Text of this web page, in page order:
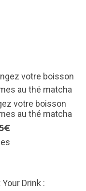
votre boisson
au thé matcha